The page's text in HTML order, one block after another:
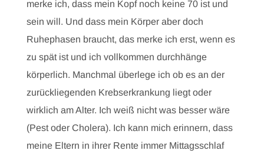
merke ich, dass mein Kopf noch keine 70 ist und
sein will. Und dass mein Körper aber doch
Ruhephasen braucht, das merke ich erst, wenn es
zu spät ist und ich vollkommen durchhänge
körperlich. Manchmal überlege ich ob es an der
zurückliegenden Krebserkrankung liegt oder
wirklich am Alter. Ich weiß nicht was besser wäre
(Pest oder Cholera). Ich kann mich erinnern, dass
meine Eltern in ihrer Rente immer Mittagsschlaf